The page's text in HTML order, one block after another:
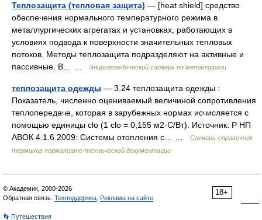
Теплозащита (тепловая защита) — [heat shield] средство
обеспечения нормального температурного режима в
металлургических агрегатах и установках, работающих в
условиях подвода к поверхности значительных тепловых
потоков. Методы теплозащита подразделяют на активные и
пассивные. В… …
Энциклопедический словарь по металлургии
теплозащита одежды — 3.24 теплозащита одежды :
Показатель, численно оцениваемый величиной сопротивления
теплопередаче, которая в зарубежных нормах исчисляется с
помощью единицы clo (1 clo = 0,155 м2·С/Вт). Источник: Р НП
АВОК 4.1.6 2009: Системы отопления с… …
Словарь-справочник
терминов нормативно-технической документации
18+
© Академик, 2000-2026
Обратная связь: Техподдержка Реклама на сайте
👣 Путешествия